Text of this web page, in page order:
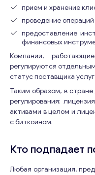
прием и хранение
проведение
предоставление
финансовых
Компании,
регулируются
статус поставщика
Таким образом, в
регулирования:
активами в целом и
с биткоином.
Кто подпадает
Любая организация,